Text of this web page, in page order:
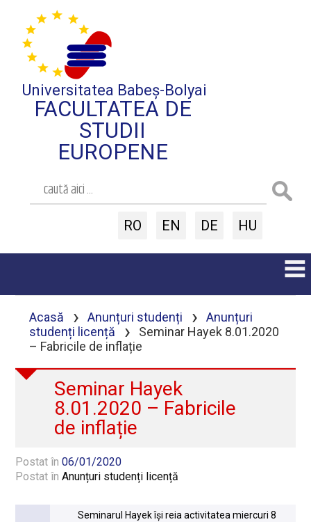
Universitatea Babeș-Bolyai
FACULTATEA DE
STUDII
EUROPENE
RO EN DE HU
Acasă › Anunțuri studenți ›
Anunțuri
studenți licență
›
Seminar Hayek 8.01.2020
– Fabricile de inflație
Seminar Hayek
8.01.2020 – Fabricile
de inflație
Postat în06/01/2020
Postat înAnunțuri studenți licență
Seminarul Hayek își reia activitatea miercuri 8